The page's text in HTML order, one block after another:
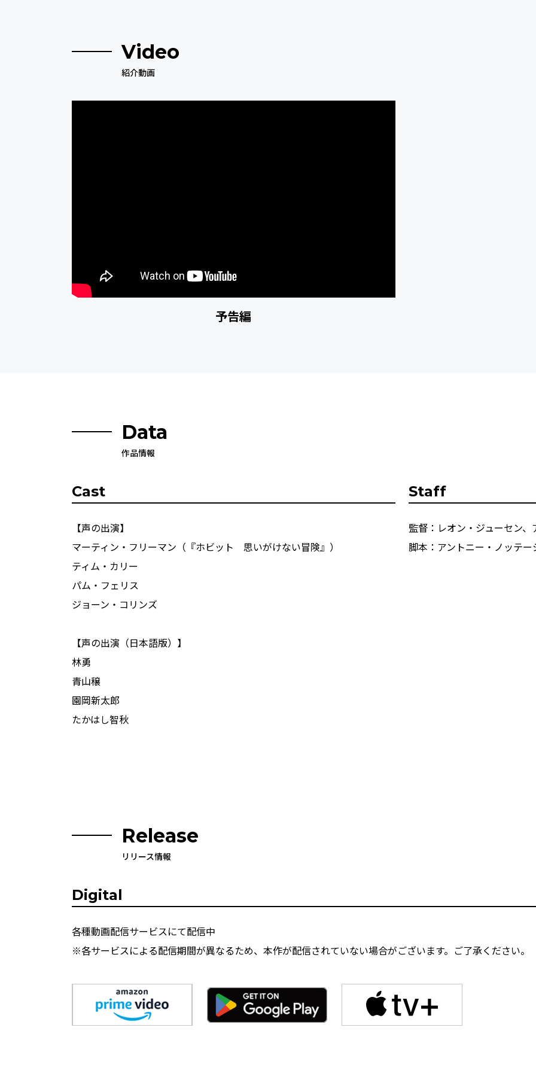
Video
紹介動画
予告編
Data
作品情報
Cast
【声の出演】
マーティン・フリーマン（『ホビット 思いがけない冒険』）
ティム・カリー
パム・フェリス
ジョーン・コリンズ
【声の出演（日本語版）】
林勇
青山穣
園岡新太郎
たかはし智秋
Staff
監督：レオン・ジューセン
脚本：アントニー・ノッテ
Release
リリース情報
Digital
各種動画配信サービスにて配信中
※各サービスによる配信期間が異なるため、本作が配信されていない場合がございます。ご了承ください。